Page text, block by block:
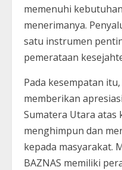
memenuhi
menerimanya.
satu instrumen
pemerataan
Pada kesempatan
memberikan
Sumatera Utara atas
menghimpun dan
kepada masyarakat.
BAZNAS memiliki